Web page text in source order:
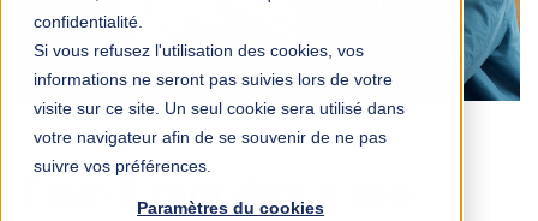
confidentialité.
Si vous refusez l'utilisation des cookies, vos
informations ne seront pas suivies lors de votre
visite sur ce site. Un seul cookie sera utilisé dans
votre navigateur afin de se souvenir de ne pas
suivre vos préférences.
Paramètres du cookies
ÉDUCATION
Faut-il tout dire à son